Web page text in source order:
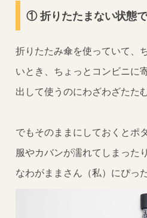
① 折りたたまない状態
折りたたみ傘を使っていて、
いとき、ちょっとコンビニに
出して使うのにわざわざたた
でもそのままにしておくとポ
服やカバンが濡れてしまった
なわがままさん（私）にぴっ